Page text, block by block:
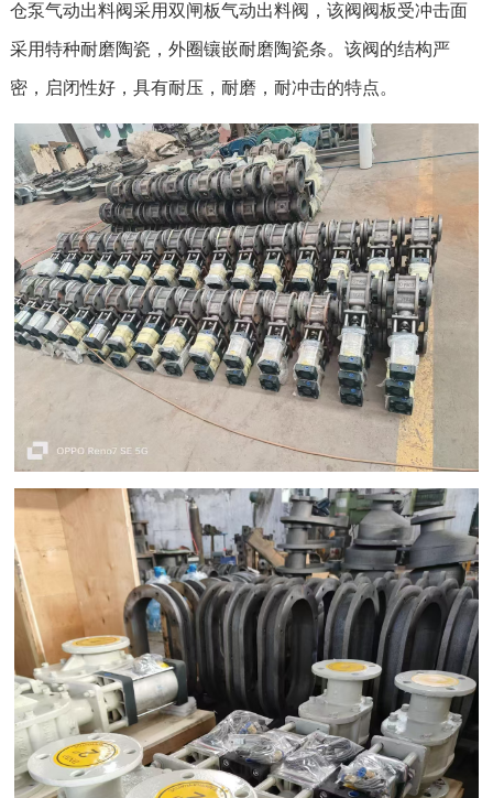
仓泵气动出料阀采用双闸板气动出料阀，该阀阀板受冲击面
采用特种耐磨陶瓷，外圈镶嵌耐磨陶瓷条。该阀的结构严
密，启闭性好，具有耐压，耐磨，耐冲击的特点。